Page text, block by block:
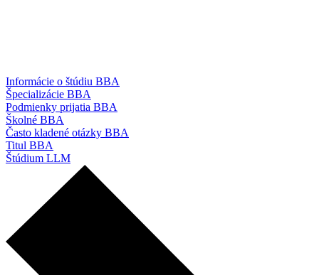
Informácie o štúdiu BBA
Špecializácie BBA
Podmienky prijatia BBA
Školné BBA
Často kladené otázky BBA
Titul BBA
Štúdium LLM